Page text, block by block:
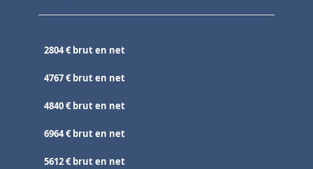
2804 € brut en net
4767 € brut en net
4840 € brut en net
6964 € brut en net
5612 € brut en net